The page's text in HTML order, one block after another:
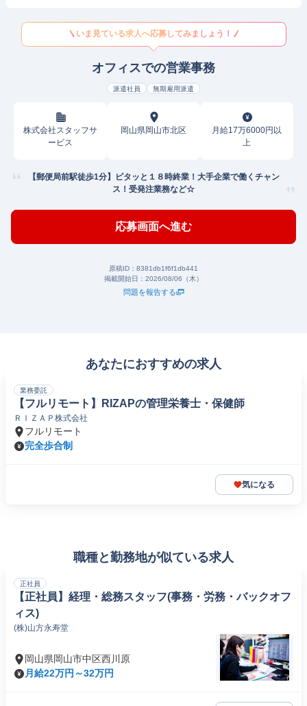
いま見ている求人へ応募してみましょう！
オフィスでの営業事務
派遣社員 無期雇用派遣
株式会社スタッフサ
ービス
岡山県岡山市北区
月給17万6000円以
上
【郵便局前駅徒歩1分】ピタッと１８時終業！大手企業で働くチャン
ス！受発注業務など☆
応募画面へ進む
原稿ID： 8381db1f6f1db441
掲載開始日： 2026/08/06（木）
問題を報告する
あなたにおすすめの求人
業務委託
【フルリモート】RIZAPの管理栄養士・保健師
ＲＩＺＡＰ株式会社
フルリモート
完全歩合制
気になる
職種と勤務地が似ている求人
正社員
【正社員】経理・総務スタッフ(事務・労務・バックオフ
ィス)
(株)山方永寿堂
岡山県岡山市中区西川原
月給22万円～32万円